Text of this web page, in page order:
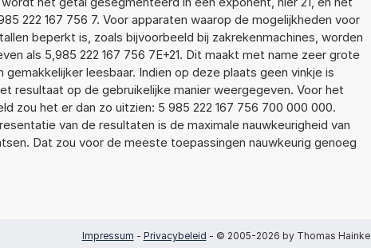
222 167 756 7. Voor apparaten waarop de mogelijkheden voor
beperkt is, zoals bijvoorbeeld bij zakrekenmachines, worden
als 5,985 222 167 756 7E+21. Dit maakt met name zeer grote
gemakkelijker leesbaar. Indien op deze plaats geen vinkje is
resultaat op de gebruikelijke manier weergegeven. Voor het
zou het er dan zo uitzien: 5 985 222 167 756 700 000 000.
van de resultaten is de maximale nauwkeurigheid van
Dat zou voor de meeste toepassingen nauwkeurig genoeg
Impressum - Privacybeleid - © 2005-2026 by Thomas Hainke